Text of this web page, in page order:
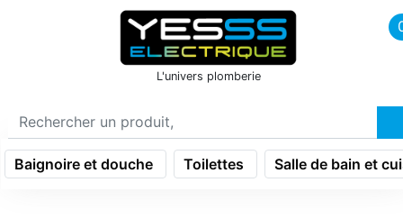
icon menu burger
L'univers plomberie
Baignoire et douche Toilettes Salle de bain et